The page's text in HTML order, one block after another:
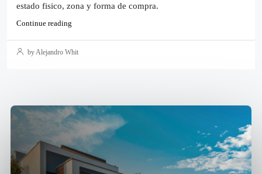
estado fisico, zona y forma de compra.
Continue reading
by Alejandro Whit